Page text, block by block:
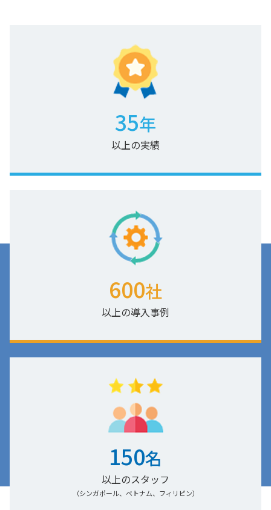
35年
以上の実績
600社
以上の導入事例
150名
以上のスタッフ
（シンガポール、ベトナム、フィリピン）